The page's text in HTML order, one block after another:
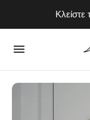
Απολαύστε τοΚλείστε